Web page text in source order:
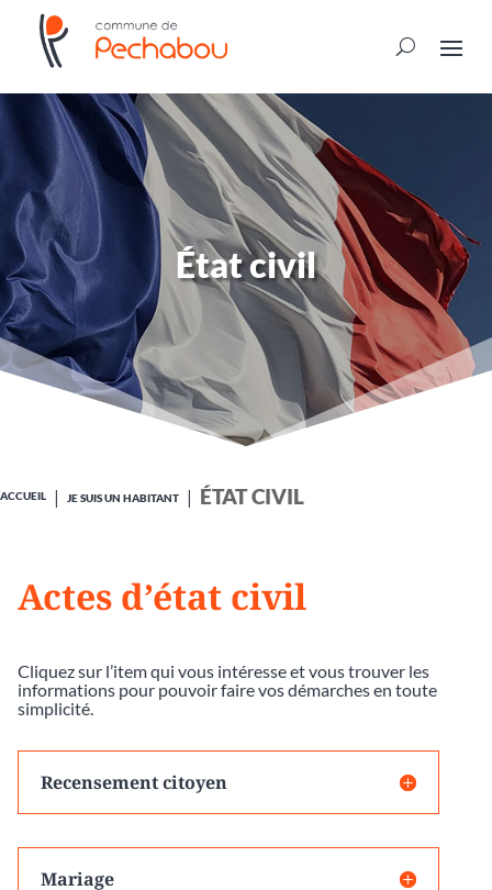
État civil
ACCUEIL JE SUIS UN HABITANT ÉTAT CIVIL
Actes d’état civil
Cliquez sur l’item qui vous intéresse et vous trouver les
informations pour pouvoir faire vos démarches en toute
simplicité.
Recensement citoyen
Mariage